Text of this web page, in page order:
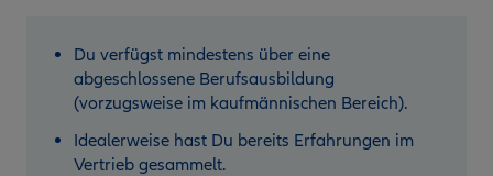
Du verfügst mindestens über eine
abgeschlossene Berufsausbildung
(vorzugsweise im kaufmännischen Bereich).
Idealerweise hast Du bereits Erfahrungen im
Vertrieb gesammelt.